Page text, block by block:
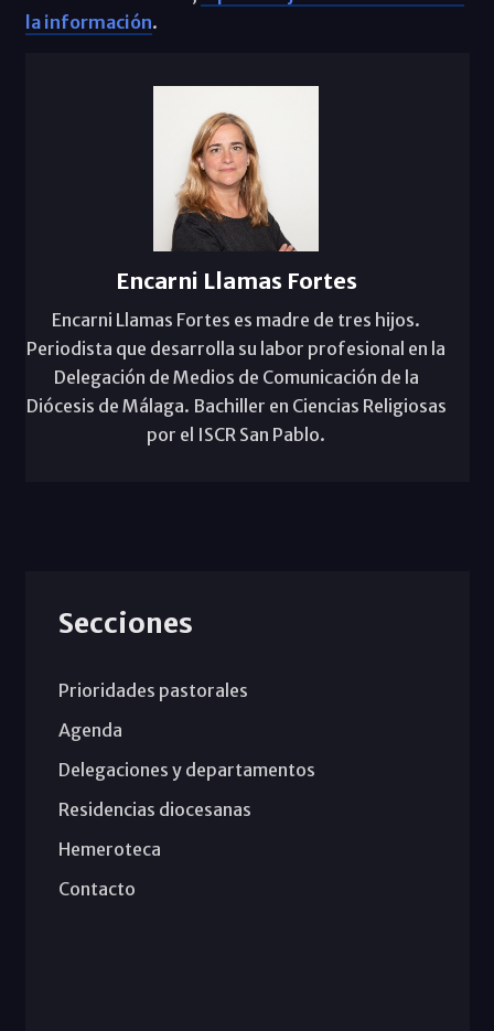
la información.
Encarni Llamas Fortes
Encarni Llamas Fortes es madre de tres hijos.
Periodista que desarrolla su labor profesional en la
Delegación de Medios de Comunicación de la
Diócesis de Málaga. Bachiller en Ciencias Religiosas
por el ISCR San Pablo.
Secciones
Prioridades pastorales
Agenda
Delegaciones y departamentos
Residencias diocesanas
Hemeroteca
Contacto